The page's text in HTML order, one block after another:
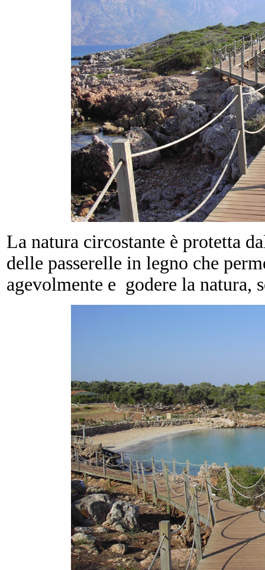
La natura circostante è protetta
delle passerelle in legno che
agevolmente e godere la natura,